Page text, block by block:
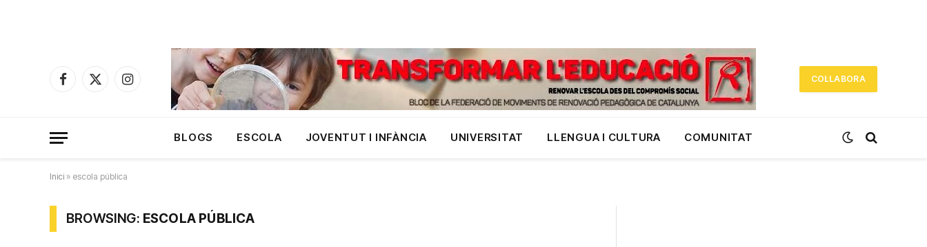
Facebook
X
Instagram
COL·LABORA
BLOGS ESCOLA JOVENTUT I INFÀNCIA UNIVERSITAT LLENGUA I CULTURA COMUNITAT
Inici » escola pública
BROWSING: ESCOLA PÚBLICA